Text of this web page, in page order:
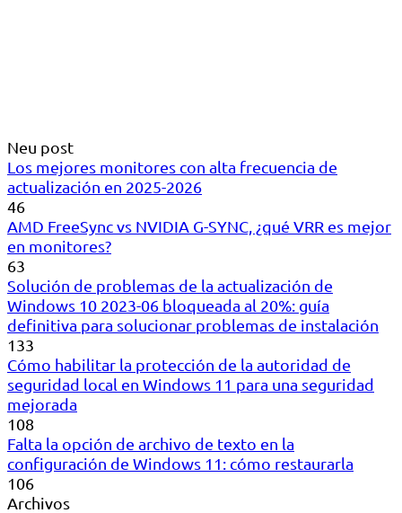
Neu post
Los mejores monitores con alta frecuencia de
actualización en 2025-2026
46
AMD FreeSync vs NVIDIA G-SYNC, ¿qué VRR es mejor
en monitores?
63
Solución de problemas de la actualización de
Windows 10 2023-06 bloqueada al 20%: guía
definitiva para solucionar problemas de instalación
133
Cómo habilitar la protección de la autoridad de
seguridad local en Windows 11 para una seguridad
mejorada
108
Falta la opción de archivo de texto en la
configuración de Windows 11: cómo restaurarla
106
Archivos